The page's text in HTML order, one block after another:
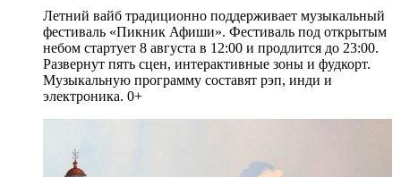
Летний вайб традиционно поддерживает музыкальный
фестиваль «Пикник Афиши». Фестиваль под открытым
небом стартует 8 августа в 12:00 и продлится до 23:00.
Развернут пять сцен, интерактивные зоны и фудкорт.
Музыкальную программу составят рэп, инди и
электроника. 0+